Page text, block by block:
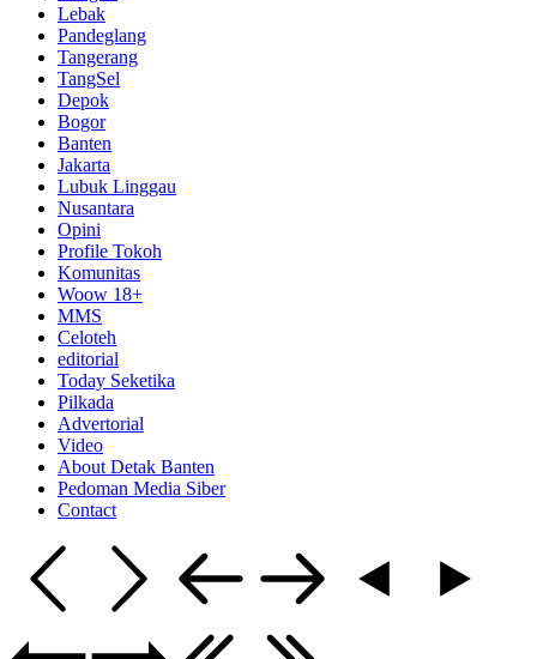
Lebak
Pandeglang
Tangerang
TangSel
Depok
Bogor
Banten
Jakarta
Lubuk Linggau
Nusantara
Opini
Profile Tokoh
Komunitas
Woow 18+
MMS
Celoteh
editorial
Today Seketika
Pilkada
Advertorial
Video
About Detak Banten
Pedoman Media Siber
Contact